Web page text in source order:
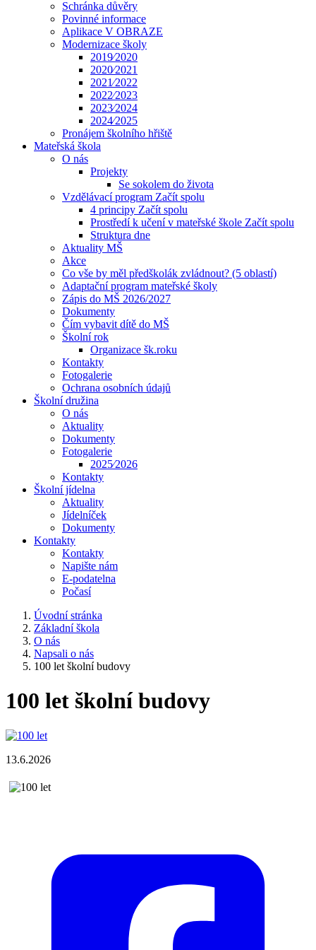
Schránka důvěry
Povinné informace
Aplikace V OBRAZE
Modernizace školy
2019⁄2020
2020⁄2021
2021⁄2022
2022⁄2023
2023⁄2024
2024⁄2025
Pronájem školního hřiště
Mateřská škola
O nás
Projekty
Se sokolem do života
Vzdělávací program Začít spolu
4 principy Začít spolu
Prostředí k učení v mateřské škole Začít spolu
Struktura dne
Aktuality MŠ
Akce
Co vše by měl předškolák zvládnout? (5 oblastí)
Adaptační program mateřské školy
Zápis do MŠ 2026/2027
Dokumenty
Čím vybavit dítě do MŠ
Školní rok
Organizace šk.roku
Kontakty
Fotogalerie
Ochrana osobních údajů
Školní družina
O nás
Aktuality
Dokumenty
Fotogalerie
2025⁄2026
Kontakty
Školní jídelna
Aktuality
Jídelníček
Dokumenty
Kontakty
Kontakty
Napište nám
E-podatelna
Počasí
Úvodní stránka
Základní škola
O nás
Napsali o nás
100 let školní budovy
100 let školní budovy
13.6.2026